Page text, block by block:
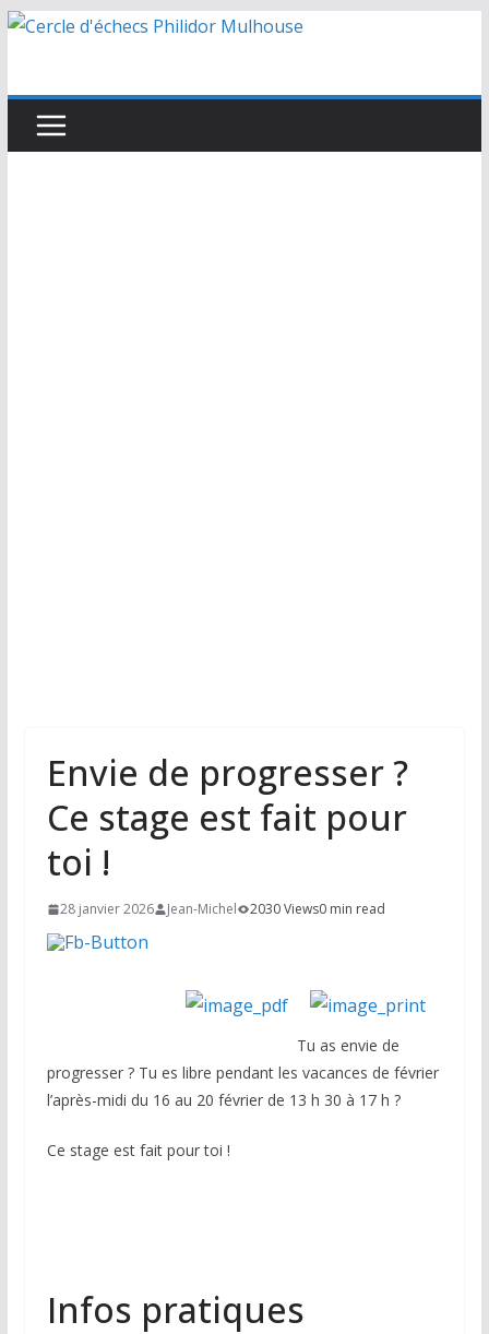
Passer
Envie de progresser ?
Ce stage est fait pour
toi !
28 janvier 2026 Jean-Michel 2030 Views0 min read
Tu as envie de
progresser ? Tu es libre pendant les vacances de février
l’après-midi du 16 au 20 février de 13 h 30 à 17 h ?
Ce stage est fait pour toi !
Infos pratiques